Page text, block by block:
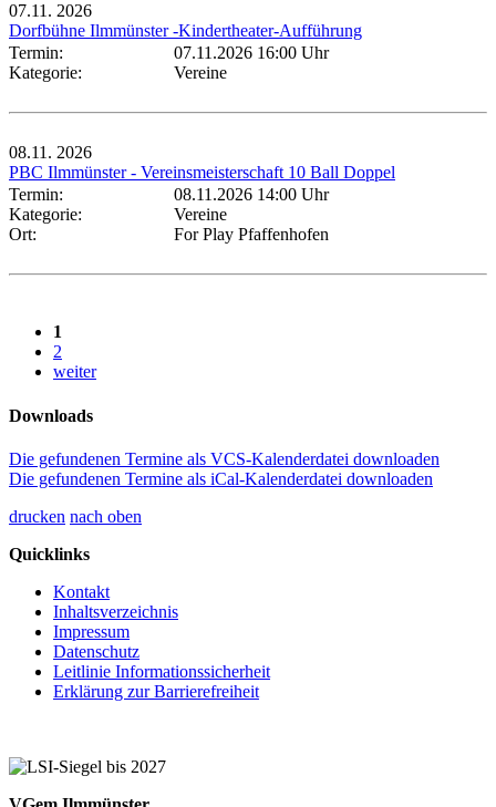
07.11. 2026
Dorfbühne Ilmmünster -Kindertheater-Aufführung
Termin:
07.11.2026 16:00 Uhr
Kategorie:
Vereine
08.11. 2026
PBC Ilmmünster - Vereinsmeisterschaft 10 Ball Doppel
Termin:
08.11.2026 14:00 Uhr
Kategorie:
Vereine
Ort:
For Play Pfaffenhofen
1
2
weiter
Downloads
Die gefundenen Termine als VCS-Kalenderdatei downloaden
Die gefundenen Termine als iCal-Kalenderdatei downloaden
drucken nach oben
Quicklinks
Kontakt
Inhaltsverzeichnis
Impressum
Datenschutz
Leitlinie Informationssicherheit
Erklärung zur Barrierefreiheit